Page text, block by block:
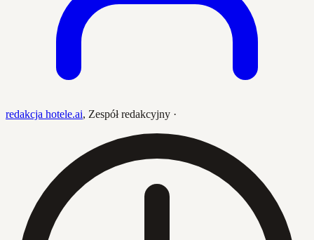
redakcja hotele.ai, Zespół redakcyjny ·